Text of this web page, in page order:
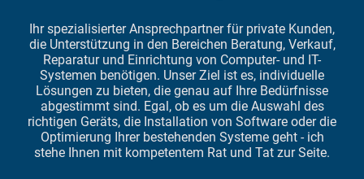
Ihr spezialisierter Ansprechpartner für private Kunden,
die Unterstützung in den Bereichen Beratung, Verkauf,
Reparatur und Einrichtung von Computer- und IT-
Systemen benötigen. Unser Ziel ist es, individuelle
Lösungen zu bieten, die genau auf Ihre Bedürfnisse
abgestimmt sind. Egal, ob es um die Auswahl des
richtigen Geräts, die Installation von Software oder die
Optimierung Ihrer bestehenden Systeme geht - ich
stehe Ihnen mit kompetentem Rat und Tat zur Seite.